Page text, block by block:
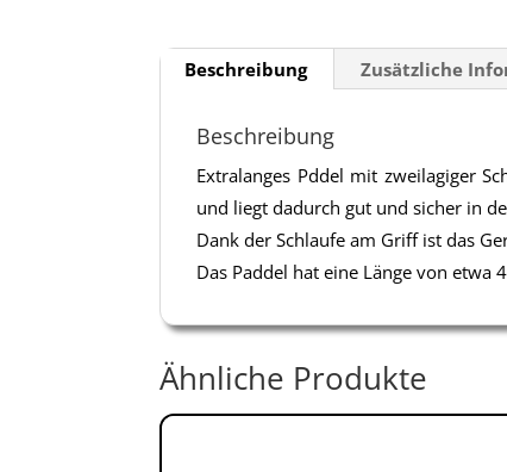
Beschreibung Zusätzliche
Beschreibung
Extralanges Pddel mit zweilagiger
und liegt dadurch gut und sicher in
Dank der Schlaufe am Griff ist das
Das Paddel hat eine Länge von etwa
Ähnliche Produkte